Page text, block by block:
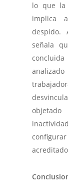
lo que la
implica
despido.
señala